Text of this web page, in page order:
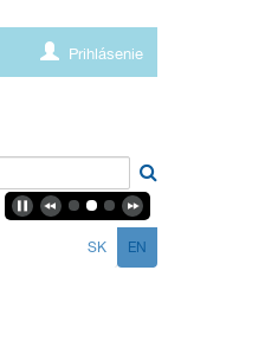
Prihlásenie
SK EN